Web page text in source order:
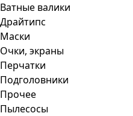
Ватные валики
Драйтипс
Маски
Очки, экраны
Перчатки
Подголовники
Прочее
Пылесосы